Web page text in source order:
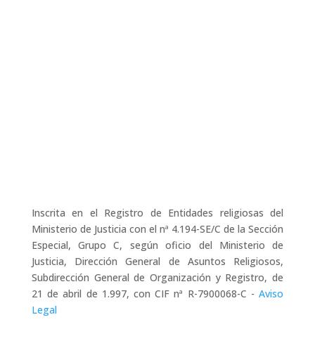
Inscrita en el Registro de Entidades religiosas del
Ministerio de Justicia con el nª 4.194-SE/C de la Sección
Especial, Grupo C, según oficio del Ministerio de
Justicia, Dirección General de Asuntos Religiosos,
Subdirección General de Organización y Registro, de
21 de abril de 1.997, con CIF nª R-7900068-C -Aviso
Legal